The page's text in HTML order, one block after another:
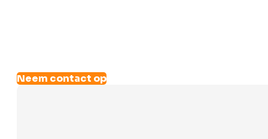
Neem contact op